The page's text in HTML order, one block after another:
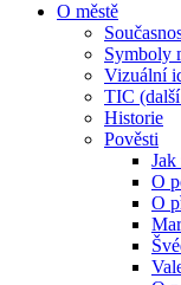
O městě
Symboly
Vizuální
TIC
Historie
Pověsti
O
O